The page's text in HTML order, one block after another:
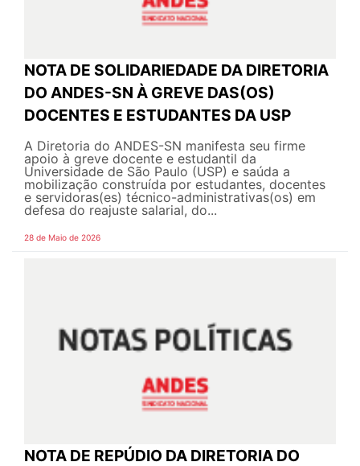
NOTA DE SOLIDARIEDADE DA DIRETORIA
DO ANDES-SN À GREVE DAS(OS)
DOCENTES E ESTUDANTES DA USP
A Diretoria do ANDES-SN manifesta seu firme
apoio à greve docente e estudantil da
Universidade de São Paulo (USP) e saúda a
mobilização construída por estudantes, docentes
e servidoras(es) técnico-administrativas(os) em
defesa do reajuste salarial, do...
28 de Maio de 2026
NOTA DE REPÚDIO DA DIRETORIA DO